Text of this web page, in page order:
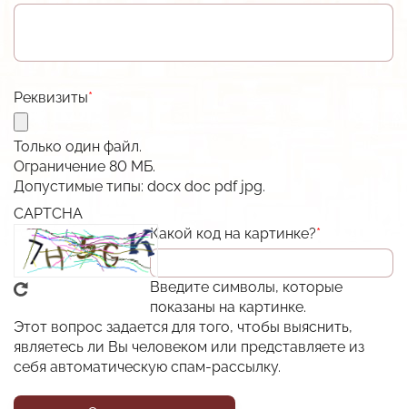
Виброканал
Импортозамещение
Прайс
Дилеры
Разработка изделий по ТЗ заказчика
АСУ Системы освещения
Автоматическая противогололёдная система
Публикации
Вакансии
Реквизиты
Только один файл.
Ограничение 80 МБ.
Допустимые типы: docx doc pdf jpg.
Товары
CAPTCHA
Какой код на картинке?
Введите символы, которые
показаны на картинке.
Этот вопрос задается для того, чтобы выяснить,
являетесь ли Вы человеком или представляете из
себя автоматическую спам-рассылку.